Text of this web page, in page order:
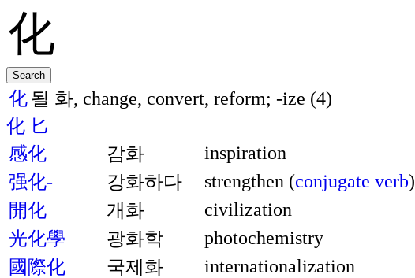
化 될 화, change, convert, reform; -ize (4)
化 匕
感化
감화
inspiration
强化-
강화하다 strengthen (conjugate verb)
開化
개화
civilization
光化學
광화학
photochemistry
國際化
국제화
internationalization